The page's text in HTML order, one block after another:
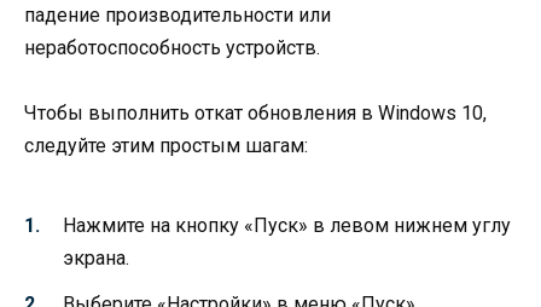
падение производительности или
неработоспособность устройств.
Чтобы выполнить откат обновления в Windows 10,
следуйте этим простым шагам:
Нажмите на кнопку «Пуск» в левом нижнем углу
экрана.